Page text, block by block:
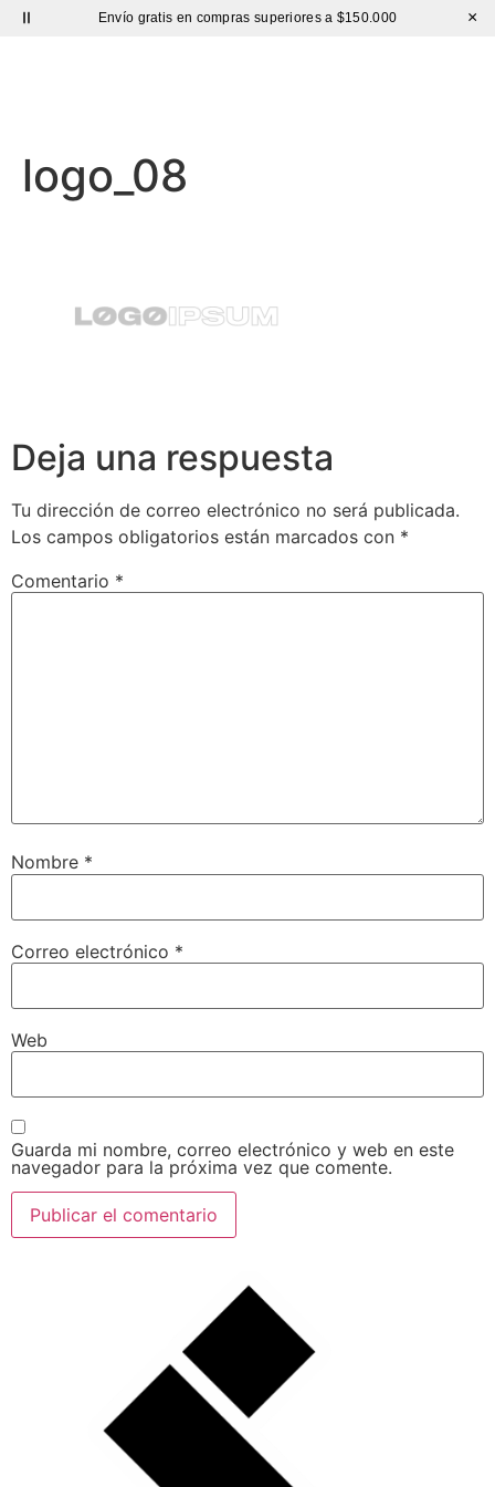
Envío gratis en compras superiores a $150.000 ×
logo_08
Deja una respuesta
Tu dirección de correo electrónico no será publicada.
Los campos obligatorios están marcados con *
Comentario *
Nombre *
Correo electrónico *
Web
Guarda mi nombre, correo electrónico y web en este
navegador para la próxima vez que comente.